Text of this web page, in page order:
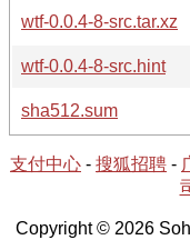
wtf-0.0.4-8-src.tar.xz
wtf-0.0.4-8-src.hint
sha512.sum
支付中心 - 搜狐招聘 -
Copyright © 2026